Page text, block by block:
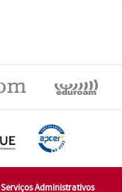
Serviços Administrativos